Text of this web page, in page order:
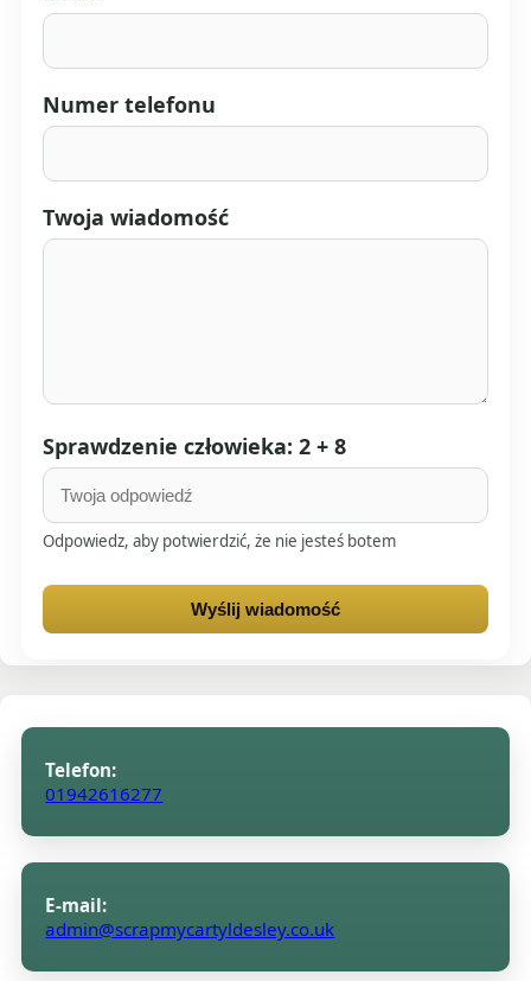
Numer telefonu
Twoja wiadomość
Sprawdzenie człowieka: 2 + 8
Odpowiedz, aby potwierdzić, że nie jesteś botem
Wyślij wiadomość
Telefon:
01942616277
E-mail:
admin@scrapmycartyldesley.co.uk